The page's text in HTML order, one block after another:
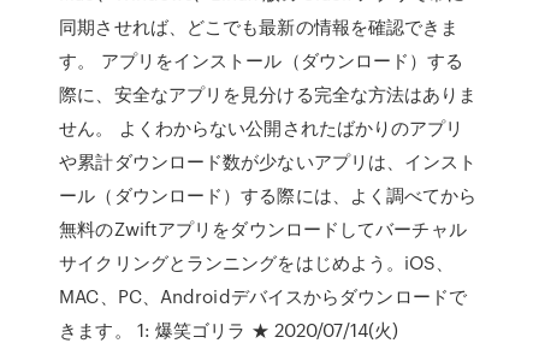
同期させれば、どこでも最新の情報を確認できま
す。 アプリをインストール（ダウンロード）する
際に、安全なアプリを見分ける完全な方法はありま
せん。 よくわからない公開されたばかりのアプリ
や累計ダウンロード数が少ないアプリは、インスト
ール（ダウンロード）する際には、よく調べてから
無料のZwiftアプリをダウンロードしてバーチャル
サイクリングとランニングをはじめよう。iOS、
MAC、PC、Androidデバイスからダウンロードで
きます。 1: 爆笑ゴリラ ★ 2020/07/14(火)